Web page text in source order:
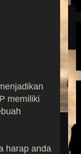
memiliki
harap anda